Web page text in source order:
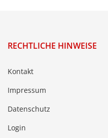
RECHTLICHE HINWEISE
Kontakt
Impressum
Datenschutz
Login